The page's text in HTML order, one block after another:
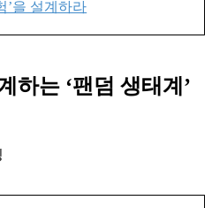
’을 설계하라
하는 ‘팬덤 생태계’